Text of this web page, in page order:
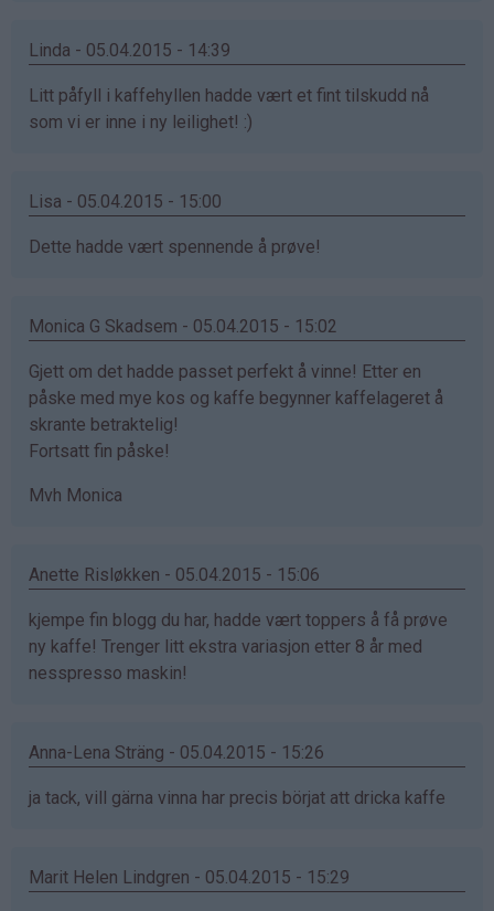
Linda - 05.04.2015 - 14:39
Litt påfyll i kaffehyllen hadde vært et fint tilskudd nå
som vi er inne i ny leilighet! :)
Lisa - 05.04.2015 - 15:00
Dette hadde vært spennende å prøve!
Monica G Skadsem - 05.04.2015 - 15:02
Gjett om det hadde passet perfekt å vinne! Etter en
påske med mye kos og kaffe begynner kaffelageret å
skrante betraktelig!
Fortsatt fin påske!
Mvh Monica
Anette Risløkken - 05.04.2015 - 15:06
kjempe fin blogg du har, hadde vært toppers å få prøve
ny kaffe! Trenger litt ekstra variasjon etter 8 år med
nesspresso maskin!
Anna-Lena Sträng - 05.04.2015 - 15:26
ja tack, vill gärna vinna har precis börjat att dricka kaffe
Marit Helen Lindgren - 05.04.2015 - 15:29